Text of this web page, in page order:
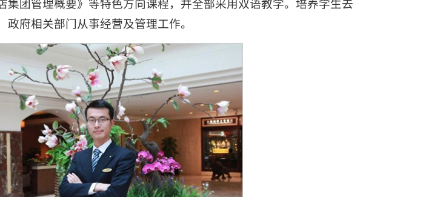
集团管理概要》等特色方向课程，并全部采用双语教学。培养学生去
府相关部门从事经营及管理工作。